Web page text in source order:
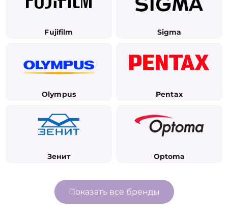
Fujifilm Sigma
Olympus Pentax
Зенит Optoma
Показать все бренды